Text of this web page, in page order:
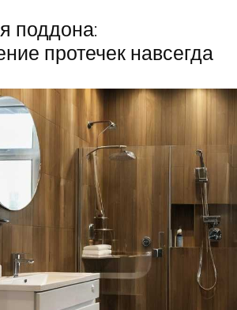
поддона:
протечек навсегда